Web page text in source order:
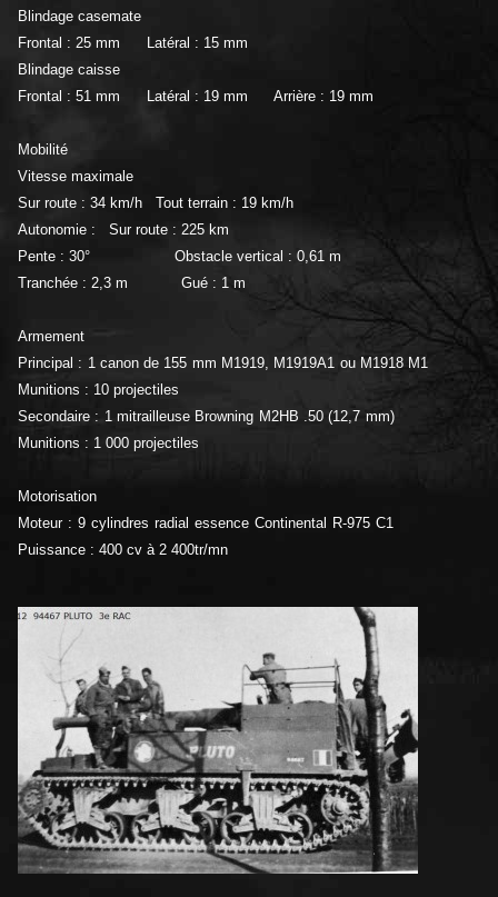
Blindage casemate
Frontal : 25 mm
Latéral : 15 mm
Blindage caisse
Frontal : 51 mm
Latéral : 19 mm Arrière : 19 mm
Mobilité
Vitesse maximale
Sur route : 34 km/h Tout terrain : 19 km/h
Autonomie : Sur route : 225 km
Pente : 30° Obstacle vertical : 0,61 m
Tranchée : 2,3 m Gué : 1 m
Armement
Principal : 1 canon de 155 mm M1919, M1919A1 ou M1918 M1
Munitions : 10 projectiles
Secondaire : 1 mitrailleuse Browning M2HB .50 (12,7 mm)
Munitions : 1 000 projectiles
Motorisation
Moteur : 9 cylindres radial essence Continental R-975 C1
Puissance : 400 cv à 2 400tr/mn